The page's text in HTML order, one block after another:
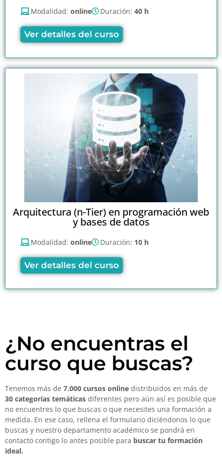
Modalidad: online Duración: 40 h
Ver detalles del curso
Arquitectura (n-Tier) en programación web
y bases de datos
Modalidad: online Duración: 10 h
Ver detalles del curso
¿No encuentras el
curso que buscas?
Tenemos más de 7.000 cursos online distribuidos en más de
30 categorías temáticas diferentes pero aún así es posible que
no encuentres lo que buscas o que necesites una formación a
medida. En ese caso, rellena el formulario diciéndonos lo que
buscas y nuestro departamento académico se pondrá en
contacto contigo lo antes posible para buscar tu formación
ideal.